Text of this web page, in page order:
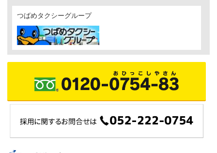
つばめタクシーグループ